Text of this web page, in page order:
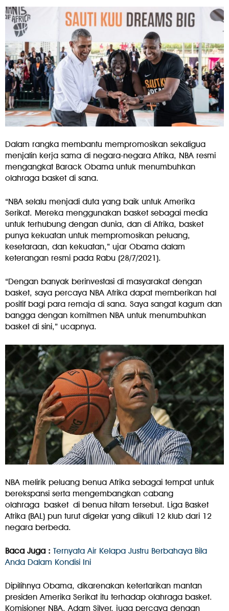
Dalam rangka membantu mempromosikan sekaligua
menjalin kerja sama di negara-negara Afrika, NBA resmi
mengangkat Barack Obama untuk menumbuhkan
olahraga basket di sana.
“NBA selalu menjadi duta yang baik untuk Amerika
Serikat. Mereka menggunakan basket sebagai media
untuk terhubung dengan dunia, dan di Afrika, basket
punya kekuatan untuk mempromosikan peluang,
kesetaraan, dan kekuatan,” ujar Obama dalam
keterangan resmi pada Rabu (28/7/2021).
“Dengan banyak berinvestasi di masyarakat dengan
basket, saya percaya NBA Afrika dapat memberikan hal
positif bagi para remaja di sana. Saya sangat kagum dan
bangga dengan komitmen NBA untuk menumbuhkan
basket di sini,” ucapnya.
NBA melirik peluang benua Afrika sebagai tempat untuk
berekspansi serta mengembangkan cabang
olahraga basketdi benua hitam tersebut. Liga Basket
Afrika (BAL) pun turut digelar yang diikuti 12 klub dari 12
negara berbeda.
Baca Juga : Ternyata Air Kelapa Justru Berbahaya Bila
Anda Dalam Kondisi Ini
Dipilihnya Obama, dikarenakan ketertarikan mantan
presiden Amerika Serikat itu terhadap olahraga basket.
Komisioner NBA, Adam Silver, juga percaya dengan